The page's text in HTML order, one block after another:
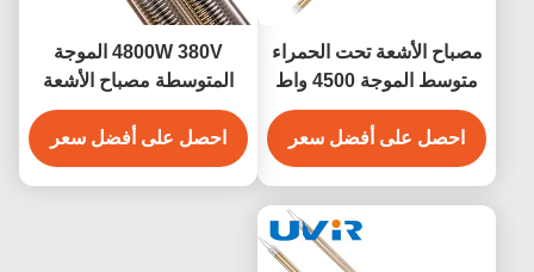
تحت الحمراء
متوسط الموجة 4500 واط
للمعالجة
أفضل سعر
4800W 380V الموجة
المتوسطة مصباح الأشعة
تحت الحمراء مع أنبوب
الكوارتز
احصل على أفضل سعر